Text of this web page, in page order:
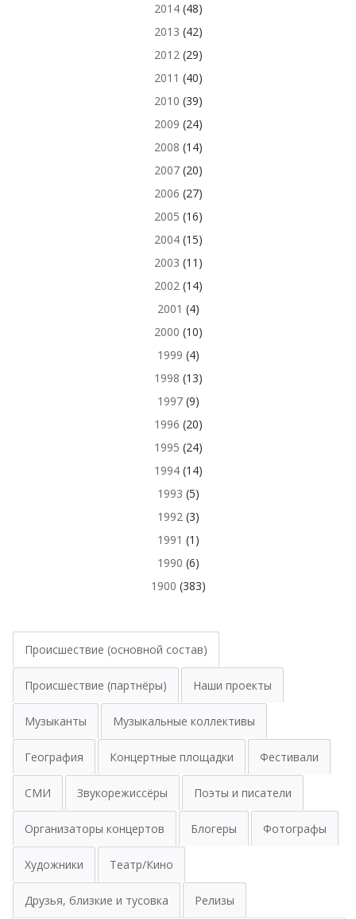
2014(48)
2013 (42)
2012(29)
2011 (40)
2010 (39)
2009 (24)
2008 (14)
2007(20)
2006 (27)
2005 (16)
2004(15)
2003 (11)
2002(14)
2001 (4)
2000 (10)
1999 (4)
1998 (13)
1997(9)
1996 (20)
1995 (24)
1994(14)
1993 (5)
1992(3)
1991 (1)
1990 (6)
1900 (383)
Происшествие (основной состав)
Происшествие (партнёры) Наши проекты
Музыканты Музыкальные коллективы
География Концертные площадки Фестивали
СМИ Звукорежиссёры Поэты и писатели
Организаторы концертов Блогеры Фотографы
Художники Театр/Кино
Друзья, близкие и тусовка Релизы